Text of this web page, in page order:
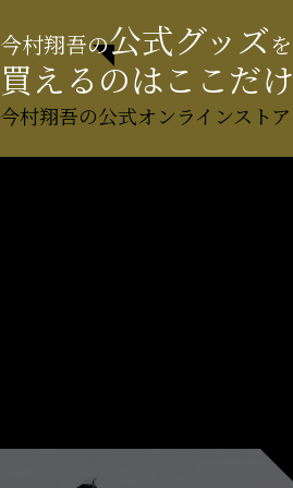
今村翔吾の公式グッズを
買えるのはここだけ
今村翔吾の公式オンラインストア